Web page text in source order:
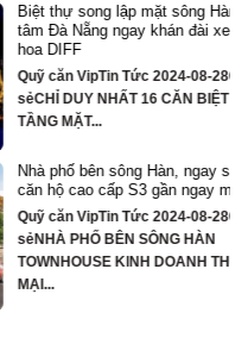
song lập mặt sông Hàn, trung
Nẵng ngay khán đài xem pháo
VipTin Tức 2024-08-28Chia
NHẤT 16 CĂN BIỆT THỰ 3
bên sông Hàn, ngay sát toà
cấp S3 gần ngay mặt sông
VipTin Tức 2024-08-28Chia
BÊN SÔNG HÀN
KINH DOANH THƯƠNG